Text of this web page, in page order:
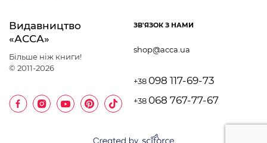
Видавництво
«АССА»
Більше ніж книги!
© 2011-2026
ЗВ'ЯЗОК З НАМИ
shop@acca.ua
+38 098 117-69-73
+38 068 767-77-67